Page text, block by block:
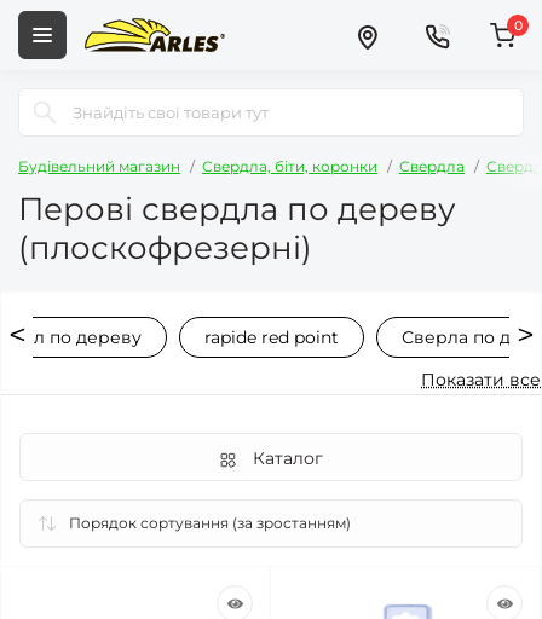
0
Будівельний магазин Свердла, біти, коронки Свердла
Перові свердла по дереву
(плоскофрезерні)
по дереву rapide red point
Сверла по
Показати все
Каталог